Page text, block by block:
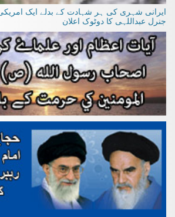
ایرانی شہری کی ہر شہادت کے بدلے ایک
جنرل عبداللہی کا دوٹوک اعلان